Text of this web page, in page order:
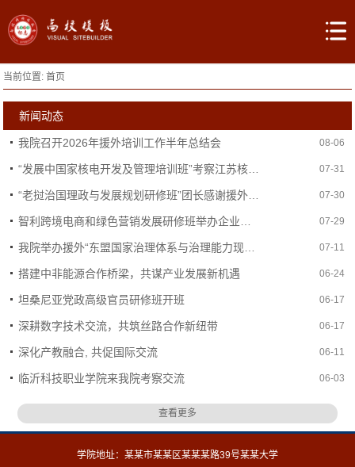
当前位置:首页
新闻动态
我院召开2026年援外培训工作半年总结会 08-06
07-31
07-30
07-29
07-11
搭建中非能源合作桥梁，共谋产业发展新机遇 06-24
坦桑尼亚党政高级官员研修班开班 06-17
深耕数字技术交流，共筑丝路合作新纽带 06-17
深化产教融合, 共促国际交流 06-11
临沂科技职业学院来我院考察交流 06-03
查看更多
学院地址：某某市某某区某某某路39号某某大学